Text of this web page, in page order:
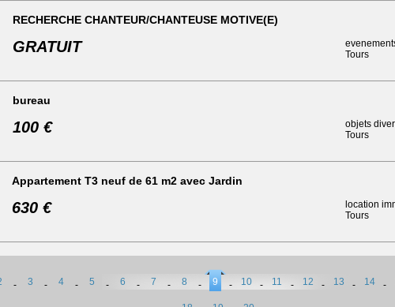
RECHERCHE CHANTEUR/CHANTEUSE MOTIVE(E)
GRATUIT
Tours
bureau
100 €
objets
Tours
Appartement T3 neuf de 61 m2 avec Jardin
630 €
location
Tours
- 3 - 4 - 5 - 6 - 7 - 8 - 9 - 10 - 11 - 12 - 13 - 14 -